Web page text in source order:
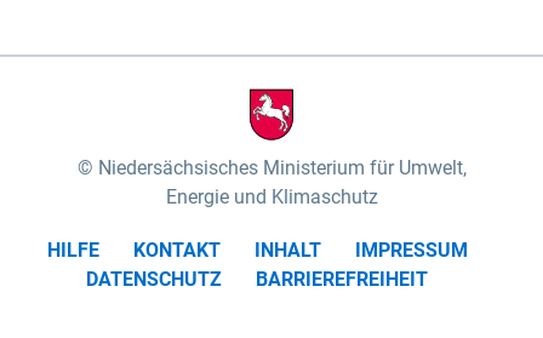
Niedersächsisches Ministerium für Umwelt,
Energie und Klimaschutz
HILFE KONTAKT INHALT
IMPRESSUM
DATENSCHUTZ
BARRIEREFREIHEIT